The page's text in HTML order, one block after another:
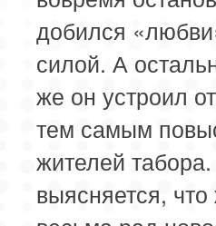
добился
силой. А
же он устроил
тем самым
жителей
выясняется,